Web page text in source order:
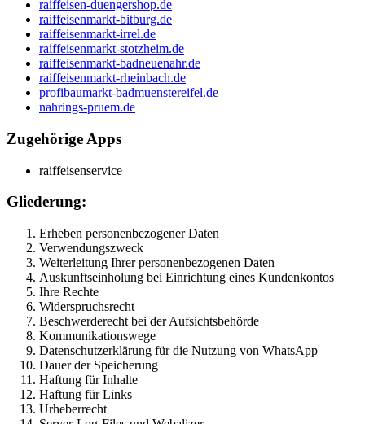
raiffeisen-duengershop.de
raiffeisenmarkt-bitburg.de
raiffeisenmarkt-irrel.de
raiffeisenmarkt-stotzheim.de
raiffeisenmarkt-badneuenahr.de
raiffeisenmarkt-rheinbach.de
profibaumarkt-badmuenstereifel.de
nahrings-pruem.de
Zugehörige Apps
raiffeisenservice
Gliederung:
Erheben personenbezogener Daten
Verwendungszweck
Weiterleitung Ihrer personenbezogenen Daten
Auskunftseinholung bei Einrichtung eines Kundenkontos
Ihre Rechte
Widerspruchsrecht
Beschwerderecht bei der Aufsichtsbehörde
Kommunikationswege
Datenschutzerklärung für die Nutzung von WhatsApp
Dauer der Speicherung
Haftung für Inhalte
Haftung für Links
Urheberrecht